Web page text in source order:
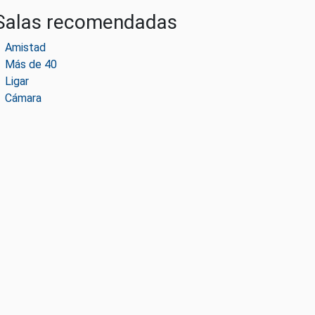
recomendadas
Amistad
Más de 40
Ligar
Cámara